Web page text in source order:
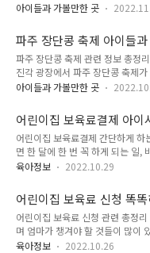
초등학생 실내화 고를 때 고려할
등학생 실내화를 고를 때 가장 먼
달아 아이들도 신나게 즐길 수 있
합니다. 그리 멀지 않은 곳에서 아
끽할 수 있는 좋은 기회라고 생각
원 겨울축제 눈썰매장 2. 안성 겨
제12회 자라섬 씽씽 겨울축제 4.
미있게 참여하기 1.뚝섬 한강공원
는 눈썰매장입니다. 축제기간은
한강공원 안에 야외수영장..
아이들과 가볼만한 곳
파주 장단콩 축제 아이들
파주 장단콩 축제 관련 정보 총
진각 광장에서 파주 장단콩 축제
파주 장단콩"이라는 주제로 개최
즐거운 체험도 해보고, 콩과 더 친
는 것도 좋을 것 같습니다. - 목차 -
보 2. 파주 장단콩 축제 의미와 유
가는 법 4. 아이가 콩과 친해질 수
행사 정보 행사명 : 2022 파주 장단
관 : 파주 장단콩 축제 추진위원회,
아이들과 가볼만한 곳
어린이집 보육료결제 아이
어린이집 보육료결제 간단하게 하
면 한 달에 한 번 꼭 하게 되는 일,
니다. 간혹 ARS로도 결제하시는
해서 알려드리려고 합니다. 이 포
의 누르는 동작으로 간단하게 할
게 될 것입니다. - 목차 - 1. 어린이
원가입 2. 어린이집 보육료결제
집 보육료결제 앱에서 간단하게 하
육아정보 2022.10.29
어린이집 보육료 신청 똑
어린이집 보육료 신청 관련 총정
며 엄마가 챙겨야 할 것들이 많이
것이 바로 어린이집 보육료 신청에
육아정보 2022.10.26